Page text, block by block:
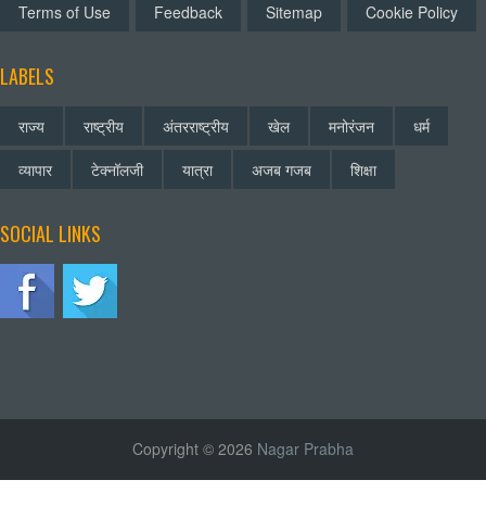
Terms of Use
Feedback Sitemap Cookie Policy
LABELS
राज्य राष्ट्रीय अंतरराष्ट्रीय खेल मनोरंजन
धर्म
व्यापार
टेक्नॉलजी यात्रा अजब गजब शिक्षा
SOCIAL LINKS
Copyright © 2026 Nagar Prabha